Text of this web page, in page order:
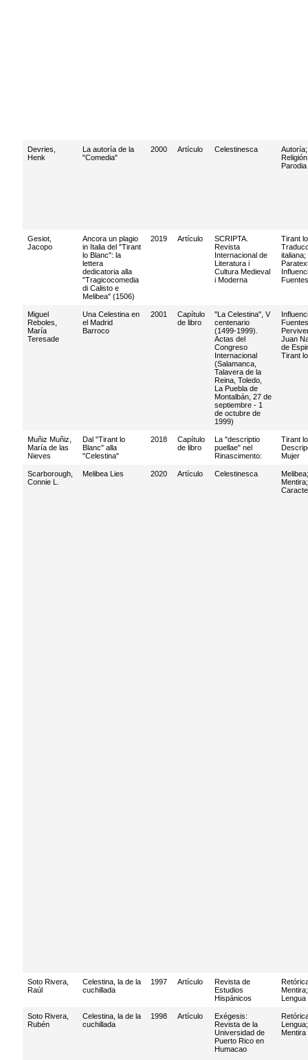
Devries,
Henk
La autoría de la
"Comedia"
2000 Artículo Celestinesca Autoría
Religión
Parodia
Gesiot,
Jacopo
Ancora un plagio
in Italia del "Tirant
lo Blanc": la
lettera
dedicatoria alla
"Tragicocomedia
di Calisto e
Melibea" (1506)
2019 Artículo
SCRIPTA.
Revista
Internacional de
Literatura i
Cultura Medieval
i Moderna
Tirant
italiana;
Fuentes
Miguel
Reboles,
María
Teresade
Una Celestina en
el Madrid
Barroco
2001
Capítulo
de libro
"La Celestina", V
centenario
(1499-1999).
Actas del
Congreso
Internacional
(Salamanca,
Talavera de la
Reina, Toledo,
La Puebla de
Montalbán, 27 de
septiembre - 1
de octubre de
1999)
Fuentes
Juan
de
Tirant
Muñiz Muñiz,
María de las
Nieves
Dal "Tirant lo
Blanc" alla
"Celestina"
2018
Capítulo
de libro
La "descriptio
puellae" nel
Rinascimento:
Tirant
Mujer
Scarborough,
Connie L.
Melibea Lies 2020 Artículo Celestinesca Melibea;
Mentira;
Soto Rivera,
Raúl
Celestina, la de la
cuchillada
1997 Artículo
Revista de
Estudios
Hispánicos
Mentira;
Lengua
Soto Rivera,
Rubén
Celestina, la de la
cuchillada
1998 Artículo
Exégesis:
Revista de la
Universidad de
Puerto Rico en
Humacao
Lengua;
Mentira